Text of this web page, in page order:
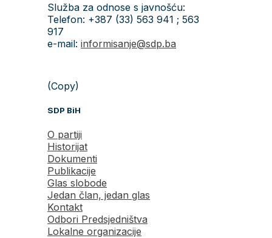
Služba za odnose s javnošću:
Telefon: +387 (33) 563 941 ; 563
917
e-mail: informisanje@sdp.ba
(Copy)
SDP BiH
O partiji
Historijat
Dokumenti
Publikacije
Glas slobode
Jedan član, jedan glas
Kontakt
Odbori Predsjedništva
Lokalne organizacije